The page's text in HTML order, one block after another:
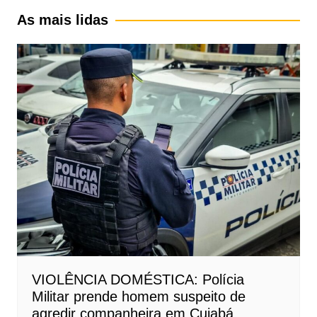
As mais lidas
VIOLÊNCIA DOMÉSTICA: Polícia
Militar prende homem suspeito de
agredir companheira em Cuiabá